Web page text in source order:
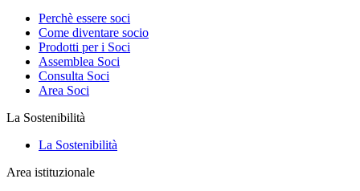
Perchè essere soci
Come diventare socio
Prodotti per i Soci
Assemblea Soci
Consulta Soci
Area Soci
La Sostenibilità
La Sostenibilità
Area istituzionale